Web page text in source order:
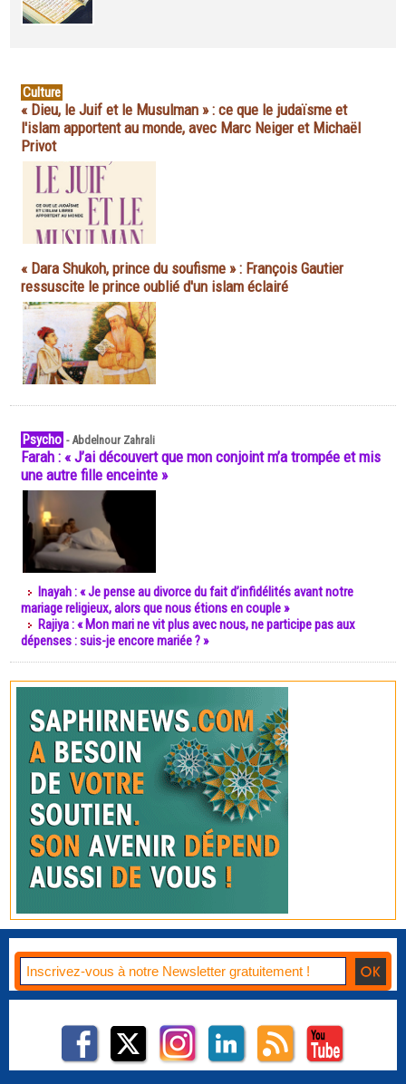
Culture
« Dieu, le Juif et le Musulman » : ce que le judaïsme et
l'islam apportent au monde, avec Marc Neiger et Michaël
Privot
« Dara Shukoh, prince du soufisme » : François Gautier
ressuscite le prince oublié d'un islam éclairé
Psycho -Abdelnour Zahrali
Farah : « J’ai découvert que mon conjoint m’a trompée et mis
une autre fille enceinte »
Inayah : « Je pense au divorce du fait d’infidélités avant notre
mariage religieux, alors que nous étions en couple »
Rajiya : « Mon mari ne vit plus avec nous, ne participe pas aux
dépenses : suis-je encore mariée ? »